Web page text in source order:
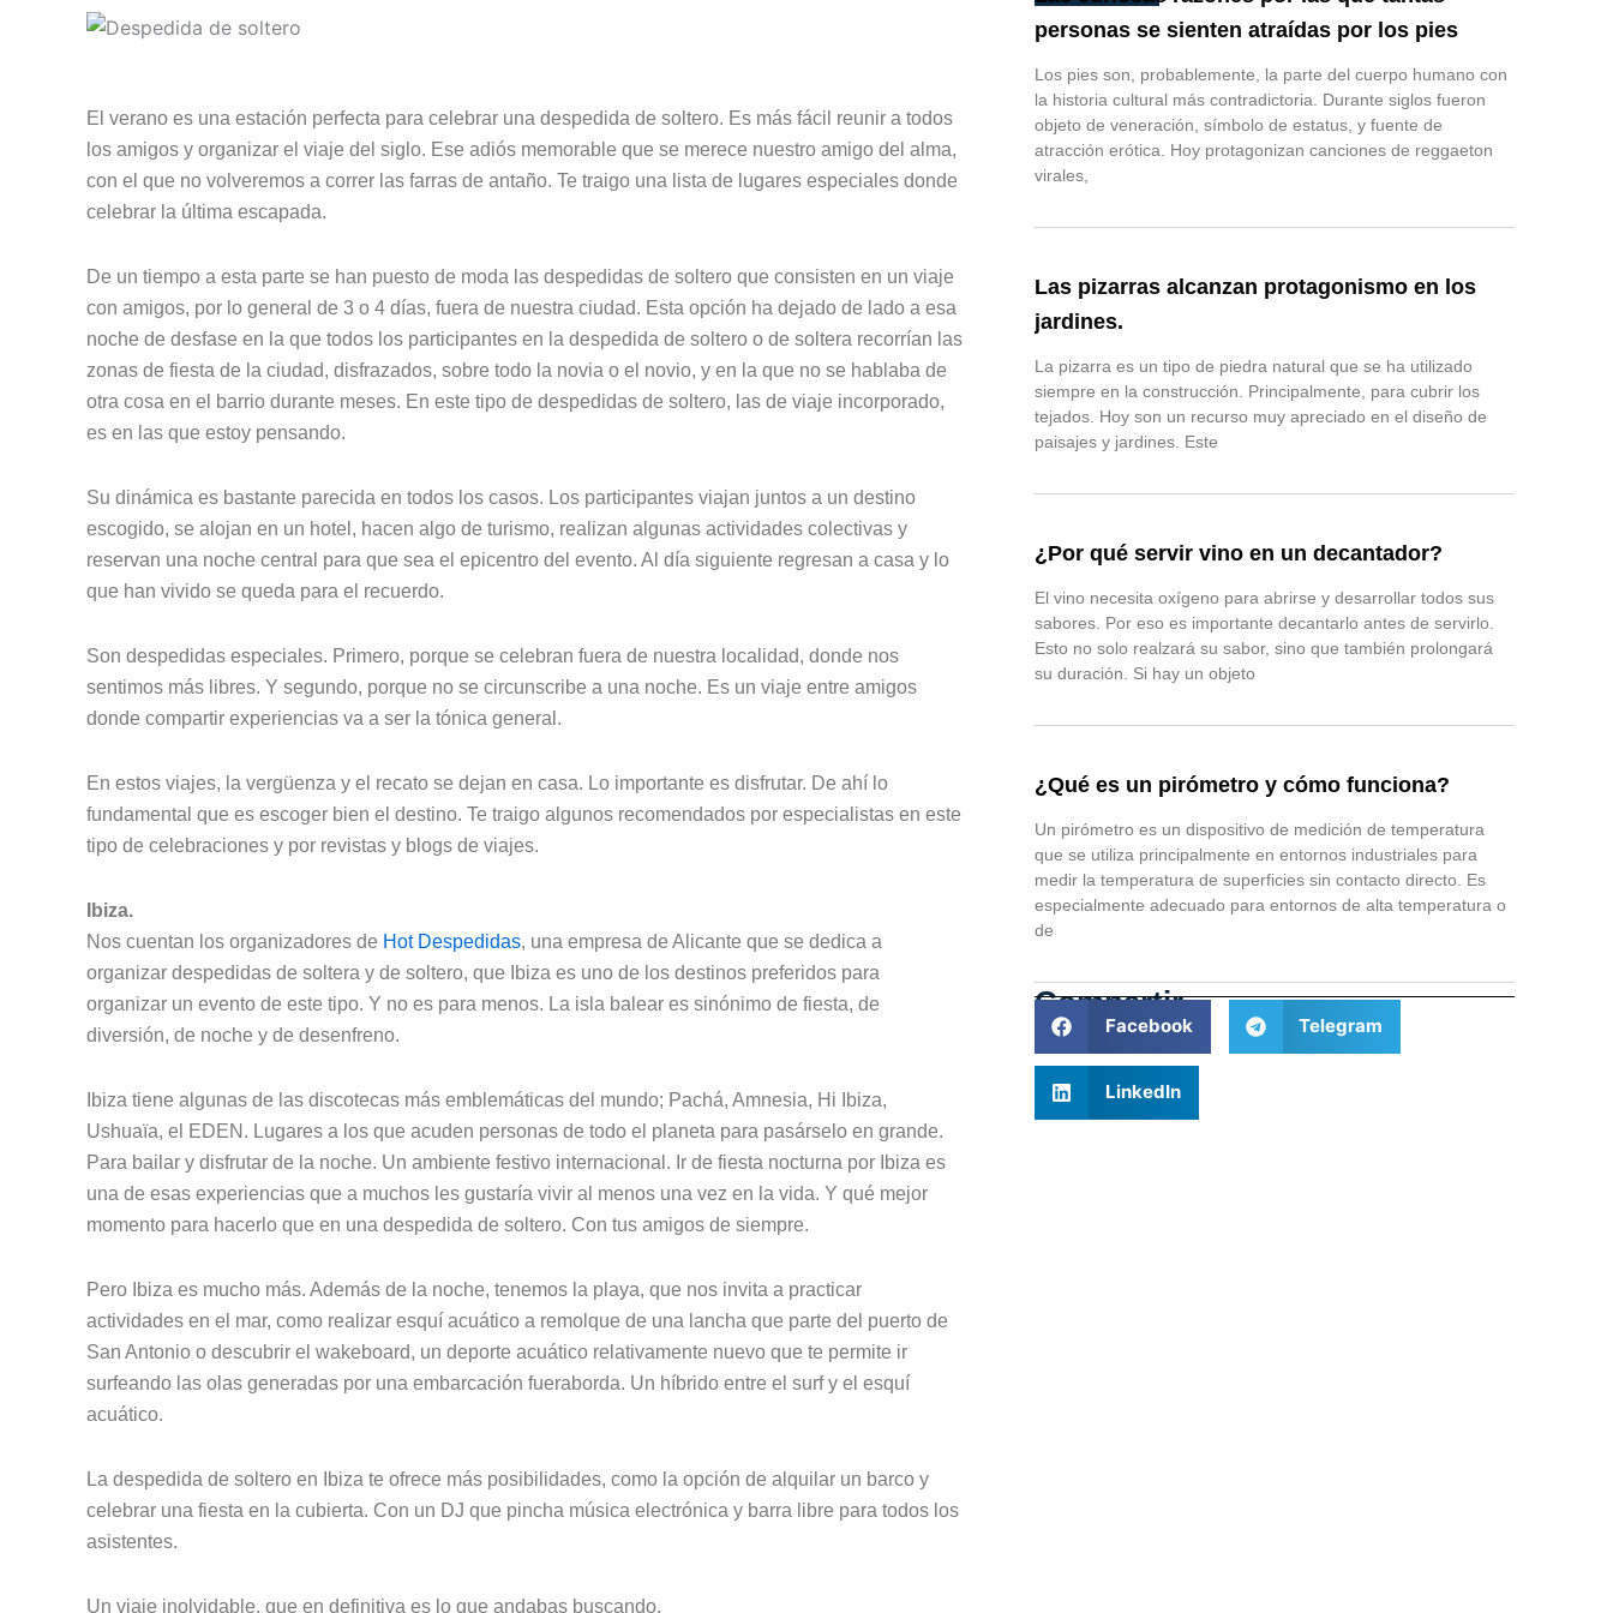
El verano es una estación perfecta para celebrar una despedida de soltero. Es más fácil reunir a todos
los amigos y organizar el viaje del siglo. Ese adiós memorable que se merece nuestro amigo del alma,
con el que no volveremos a correr las farras de antaño. Te traigo una lista de lugares especiales donde
celebrar la última escapada.
De un tiempo a esta parte se han puesto de moda las despedidas de soltero que consisten en un viaje
con amigos, por lo general de 3 o 4 días, fuera de nuestra ciudad. Esta opción ha dejado de lado a esa
noche de desfase en la que todos los participantes en la despedida de soltero o de soltera recorrían las
zonas de fiesta de la ciudad, disfrazados, sobre todo la novia o el novio, y en la que no se hablaba de
otra cosa en el barrio durante meses. En este tipo de despedidas de soltero, las de viaje incorporado,
es en las que estoy pensando.
Su dinámica es bastante parecida en todos los casos. Los participantes viajan juntos a un destino
escogido, se alojan en un hotel, hacen algo de turismo, realizan algunas actividades colectivas y
reservan una noche central para que sea el epicentro del evento. Al día siguiente regresan a casa y lo
que han vivido se queda para el recuerdo.
Son despedidas especiales. Primero, porque se celebran fuera de nuestra localidad, donde nos
sentimos más libres. Y segundo, porque no se circunscribe a una noche. Es un viaje entre amigos
donde compartir experiencias va a ser la tónica general.
En estos viajes, la vergüenza y el recato se dejan en casa. Lo importante es disfrutar. De ahí lo
fundamental que es escoger bien el destino. Te traigo algunos recomendados por especialistas en este
tipo de celebraciones y por revistas y blogs de viajes.
Ibiza.
Nos cuentan los organizadores de Hot Despedidas, una empresa de Alicante que se dedica a
organizar despedidas de soltera y de soltero, que Ibiza es uno de los destinos preferidos para
organizar un evento de este tipo. Y no es para menos. La isla balear es sinónimo de fiesta, de
diversión, de noche y de desenfreno.
Ibiza tiene algunas de las discotecas más emblemáticas del mundo; Pachá, Amnesia, Hi Ibiza,
Ushuaïa, el EDEN. Lugares a los que acuden personas de todo el planeta para pasárselo en grande.
Para bailar y disfrutar de la noche. Un ambiente festivo internacional. Ir de fiesta nocturna por Ibiza es
una de esas experiencias que a muchos les gustaría vivir al menos una vez en la vida. Y qué mejor
momento para hacerlo que en una despedida de soltero. Con tus amigos de siempre.
Pero Ibiza es mucho más. Además de la noche, tenemos la playa, que nos invita a practicar
actividades en el mar, como realizar esquí acuático a remolque de una lancha que parte del puerto de
San Antonio o descubrir el wakeboard, un deporte acuático relativamente nuevo que te permite ir
surfeando las olas generadas por una embarcación fueraborda. Un híbrido entre el surf y el esquí
acuático.
La despedida de soltero en Ibiza te ofrece más posibilidades, como la opción de alquilar un barco y
celebrar una fiesta en la cubierta. Con un DJ que pincha música electrónica y barra libre para todos los
asistentes.
Un viaje inolvidable, que en definitiva es lo que andabas buscando.
personas se sienten atraídas por los pies
Los pies son, probablemente, la parte del cuerpo humano con
la historia cultural más contradictoria. Durante siglos fueron
objeto de veneración, símbolo de estatus, y fuente de
atracción erótica. Hoy protagonizan canciones de reggaeton
virales,
Las pizarras alcanzan protagonismo en los
jardines.
La pizarra es un tipo de piedra natural que se ha utilizado
siempre en la construcción. Principalmente, para cubrir los
tejados. Hoy son un recurso muy apreciado en el diseño de
paisajes y jardines. Este
¿Por qué servir vino en un decantador?
El vino necesita oxígeno para abrirse y desarrollar todos sus
sabores. Por eso es importante decantarlo antes de servirlo.
Esto no solo realzará su sabor, sino que también prolongará
su duración. Si hay un objeto
¿Qué es un pirómetro y cómo funciona?
Un pirómetro es un dispositivo de medición de temperatura
que se utiliza principalmente en entornos industriales para
medir la temperatura de superficies sin contacto directo. Es
especialmente adecuado para entornos de alta temperatura o
de
Compartir
Facebook Telegram
LinkedIn